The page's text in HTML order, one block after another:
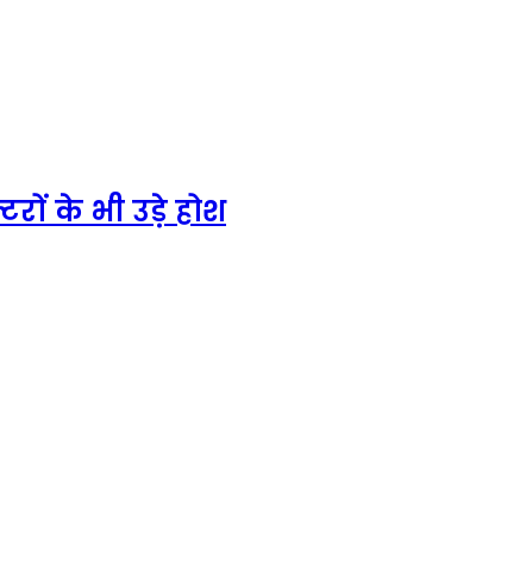
के भी उड़े होश